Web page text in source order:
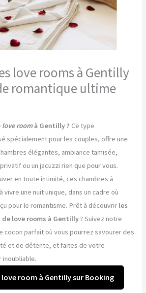
love rooms à Gentilly
romantique ultime
love roomà Gentilly ? Ce type
spécialement pour les couples, offre une
élégantes, ambiance tamisée,
ou un jacuzzi rien que pour vous.
en toute intimité, ces chambres à
vivre une nuit unique, dans un cadre où
pour le romantisme. Prêt à découvrir les
love rooms à Gentilly? Suivez notre
cocon parfait où vous pourrez savourer des
et de détente, et faites de votre
inoubliable.
love room à Gentilly sur Booking